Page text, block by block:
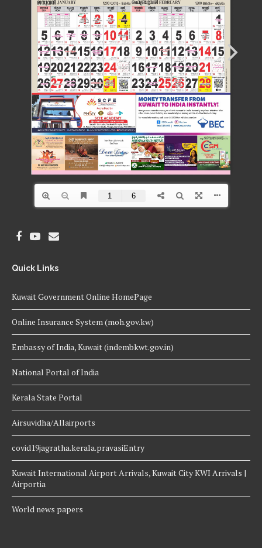
Quick Links
Kuwait Government Online HomePage
Online Insurance System (moh.gov.kw)
Embassy of India, Kuwait (indembkwt.gov.in)
National Portal of India
Kerala State Portal
Airsuvidha/Allairports
covid19jagratha.kerala.pravasiEntry
Kuwait International Airport Arrivals, Kuwait City KWI Arrivals |
Airportia
World news papers